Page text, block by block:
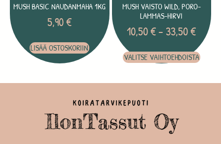
MUSH BASIC NAUDANMAHA 1KG
5,90€
LISÄÄ OSTOSKORIIN
MUSH VAISTO WILD, PORO-
LAMMAS-HIRVI
10,50€– 33,50€
VALITSE VAIHTOEHDOISTA